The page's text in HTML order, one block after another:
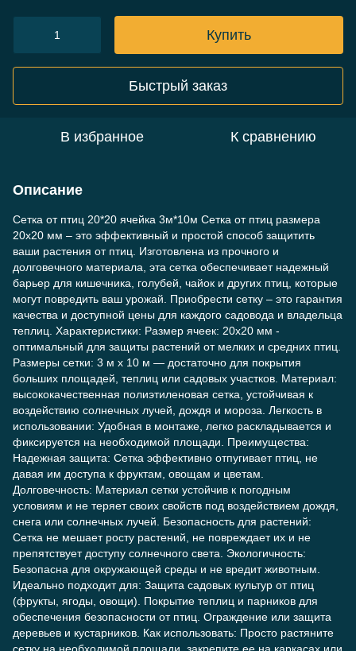
Купить
Быстрый заказ
В избранное К сравнению
Описание
Сетка от птиц 20*20 ячейка 3м*10м Сетка от птиц размера
20x20 мм – это эффективный и простой способ защитить
ваши растения от птиц. Изготовлена из прочного и
долговечного материала, эта сетка обеспечивает надежный
барьер для кишечника, голубей, чайок и других птиц, которые
могут повредить ваш урожай. Приобрести сетку – это гарантия
качества и доступной цены для каждого садовода и владельца
теплиц. Характеристики: Размер ячеек: 20x20 мм -
оптимальный для защиты растений от мелких и средних птиц.
Размеры сетки: 3 м x 10 м — достаточно для покрытия
больших площадей, теплиц или садовых участков. Материал:
высококачественная полиэтиленовая сетка, устойчивая к
воздействию солнечных лучей, дождя и мороза. Легкость в
использовании: Удобная в монтаже, легко раскладывается и
фиксируется на необходимой площади. Преимущества:
Надежная защита: Сетка эффективно отпугивает птиц, не
давая им доступа к фруктам, овощам и цветам.
Долговечность: Материал сетки устойчив к погодным
условиям и не теряет своих свойств под воздействием дождя,
снега или солнечных лучей. Безопасность для растений:
Сетка не мешает росту растений, не повреждает их и не
препятствует доступу солнечного света. Экологичность:
Безопасна для окружающей среды и не вредит животным.
Идеально подходит для: Защита садовых культур от птиц
(фрукты, ягоды, овощи). Покрытие теплиц и парников для
обеспечения безопасности от птиц. Ограждение или защита
деревьев и кустарников. Как использовать: Просто растяните